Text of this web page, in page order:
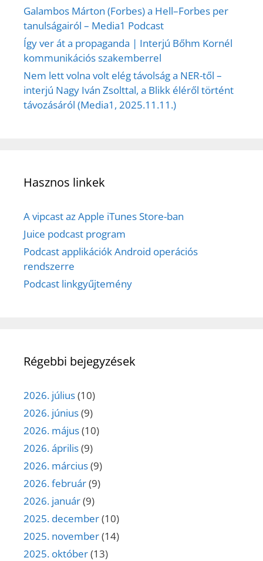
Galambos Márton (Forbes) a Hell–Forbes per
tanulságairól – Media1 Podcast
Így ver át a propaganda | Interjú Bőhm Kornél
kommunikációs szakemberrel
Nem lett volna volt elég távolság a NER-től –
interjú Nagy Iván Zsolttal, a Blikk éléről történt
távozásáról (Media1, 2025.11.11.)
Hasznos linkek
A vipcast az Apple iTunes Store-ban
Juice podcast program
Podcast applikációk Android operációs
rendszerre
Podcast linkgyűjtemény
Régebbi bejegyzések
2026. július(10)
2026. június(9)
2026. május(10)
2026. április(9)
2026. március(9)
2026. február(9)
2026. január(9)
2025. december(10)
2025. november(14)
2025. október(13)